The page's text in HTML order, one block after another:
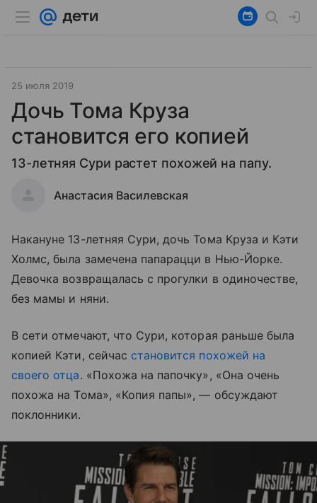
25 июля 2019
Дочь Тома Круза
становится его копией
13-летняя Сури растет похожей на папу.
Анастасия Василевская
Накануне 13-летняя Сури, дочь Тома Круза и Кэти
Холмс, была замечена папарацци в Нью-Йорке.
Девочка возвращалась с прогулки в одиночестве,
без мамы и няни.
В сети отмечают, что Сури, которая раньше была
копией Кэти, сейчас становится похожей на
своего отца. «Похожа на папочку», «Она очень
похожа на Тома», «Копия папы», — обсуждают
поклонники.